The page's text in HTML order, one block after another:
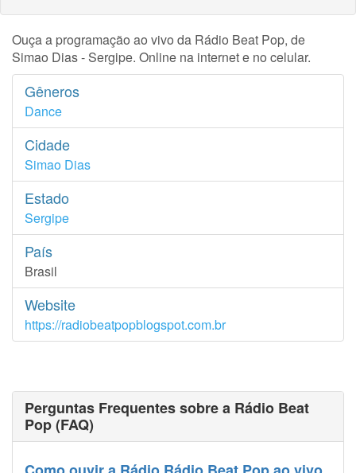
Ouça a programação ao vivo da Rádio Beat Pop, de
Simao Dias - Sergipe. Online na internet e no celular.
Gêneros
Dance
Cidade
Simao Dias
Estado
Sergipe
País
Brasil
Website
https://radiobeatpopblogspot.com.br
Perguntas Frequentes sobre a Rádio Beat
Pop (FAQ)